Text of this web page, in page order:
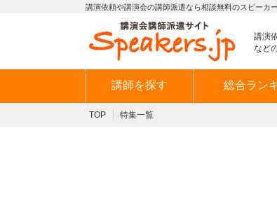
講演依頼や講演会の講師派遣なら相談無料のスピー
講演
など
講師を探す 総合ラン
TOP 特集一覧